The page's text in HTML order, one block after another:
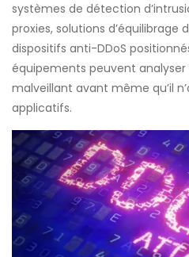
systèmes de détection
proxies, solutions d’équilibrage
dispositifs anti-DDoS
équipements peuvent
malveillant avant même qu’il
applicatifs.